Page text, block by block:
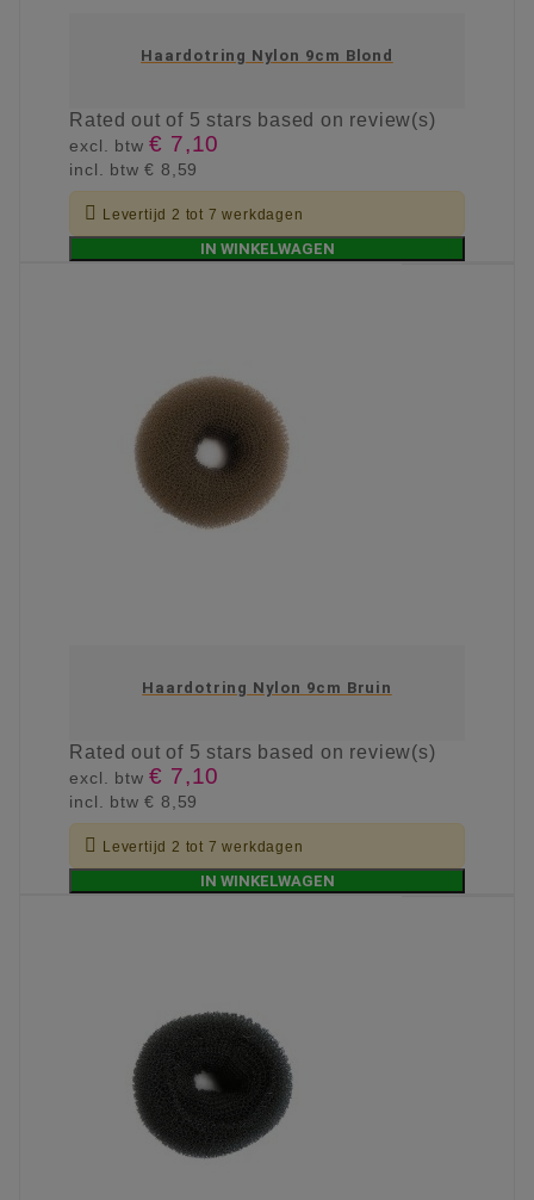
Haardotring Nylon 9cm Blond
Ratedout of 5 stars based on review(s)
excl. btw€ 7,10
incl. btw€ 8,59
 Levertijd 2 tot 7 werkdagen
IN WINKELWAGEN
Haardotring Nylon 9cm Bruin
Ratedout of 5 stars based on review(s)
excl. btw€ 7,10
incl. btw€ 8,59
 Levertijd 2 tot 7 werkdagen
IN WINKELWAGEN